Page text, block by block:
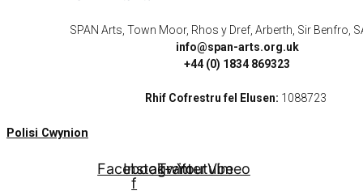
SPAN Arts, Town Moor, Rhos y Dref, Arberth, Sir Benfro,
info@span-arts.org.uk
+44 (0) 1834 869323
Rhif Cofrestru fel Elusen: 1088723
Polisi Cwynion
Facebook-
f
Instagram
Twitter
Youtube
Vimeo